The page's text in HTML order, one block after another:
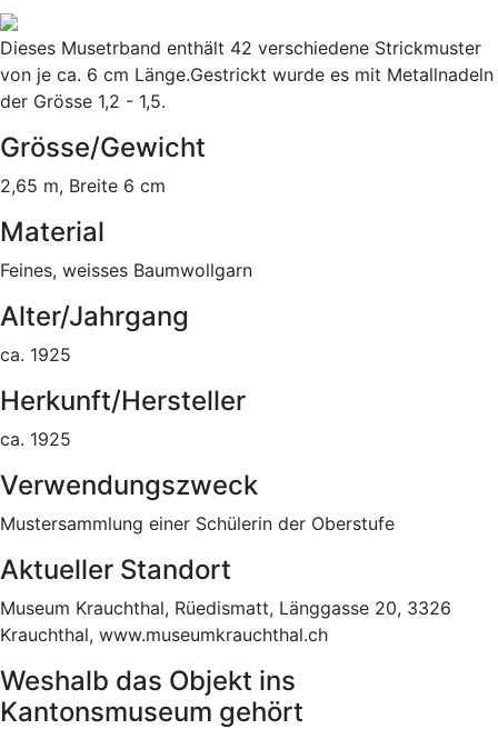
Dieses Musetrband enthält 42 verschiedene Strickmuster
von je ca. 6 cm Länge.Gestrickt wurde es mit Metallnadeln
der Grösse 1,2 - 1,5.
Grösse/Gewicht
2,65 m, Breite 6 cm
Material
Feines, weisses Baumwollgarn
Alter/Jahrgang
ca. 1925
Herkunft/Hersteller
ca. 1925
Verwendungszweck
Mustersammlung einer Schülerin der Oberstufe
Aktueller Standort
Museum Krauchthal, Rüedismatt, Länggasse 20, 3326
Krauchthal, www.museumkrauchthal.ch
Weshalb das Objekt ins
Kantonsmuseum gehört